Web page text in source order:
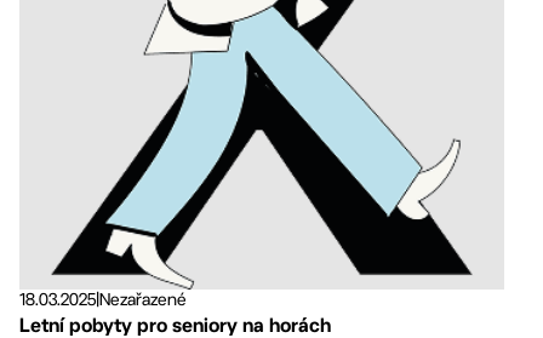
18.03.2025Nezařazené
Letní pobyty pro seniory na horách